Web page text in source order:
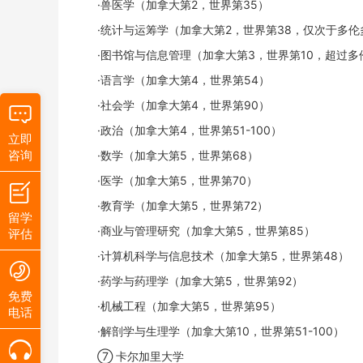
·兽医学（加拿大第2，世界第35）
·统计与运筹学（加拿大第2，世界第38，仅次于多伦
·图书馆与信息管理（加拿大第3，世界第10，超过多
·语言学（加拿大第4，世界第54）
·社会学（加拿大第4，世界第90）
·政治（加拿大第4，世界第51-100）
·数学（加拿大第5，世界第68）
·医学（加拿大第5，世界第70）
·教育学（加拿大第5，世界第72）
·商业与管理研究（加拿大第5，世界第85）
·计算机科学与信息技术（加拿大第5，世界第48）
·药学与药理学（加拿大第5，世界第92）
·机械工程（加拿大第5，世界第95）
·解剖学与生理学（加拿大第10，世界第51-100）
⑦ 卡尔加里大学
立即
咨询
留学
评估
免费
电话